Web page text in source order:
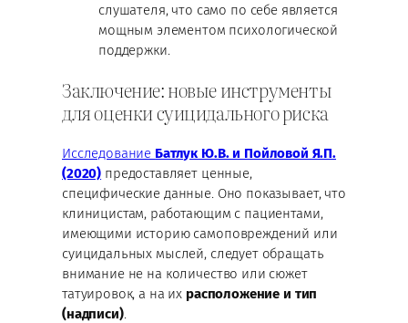
слушателя, что само по себе является
мощным элементом психологической
поддержки.
Заключение: новые инструменты
для оценки суицидального риска
Исследование Батлук Ю.В. и Пойловой Я.П.
(2020) предоставляет ценные,
специфические данные. Оно показывает, что
клиницистам, работающим с пациентами,
имеющими историю самоповреждений или
суицидальных мыслей, следует обращать
внимание не на количество или сюжет
татуировок, а на их расположение и тип
(надписи).